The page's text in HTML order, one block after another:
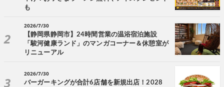
も
2026/7/30
【静岡県静岡市】24時間営業の温浴宿泊施設
「駿河健康ランド」のマンガコーナー＆休憩室が
リニューアル
2026/7/30
バーガーキングが合計6店舗を新規出店！2028